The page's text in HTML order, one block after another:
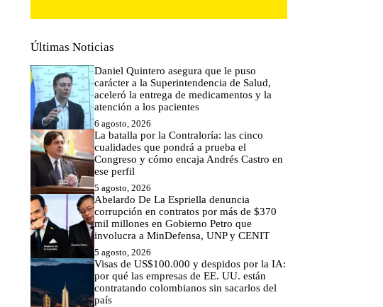
Últimas Noticias
Daniel Quintero asegura que le puso
carácter a la Superintendencia de Salud,
aceleró la entrega de medicamentos y la
atención a los pacientes
6 agosto, 2026
La batalla por la Contraloría: las cinco
cualidades que pondrá a prueba el
Congreso y cómo encaja Andrés Castro en
ese perfil
5 agosto, 2026
Abelardo De La Espriella denuncia
corrupción en contratos por más de $370
mil millones en Gobierno Petro que
involucra a MinDefensa, UNP y CENIT
5 agosto, 2026
Visas de US$100.000 y despidos por la IA:
por qué las empresas de EE. UU. están
contratando colombianos sin sacarlos del
país